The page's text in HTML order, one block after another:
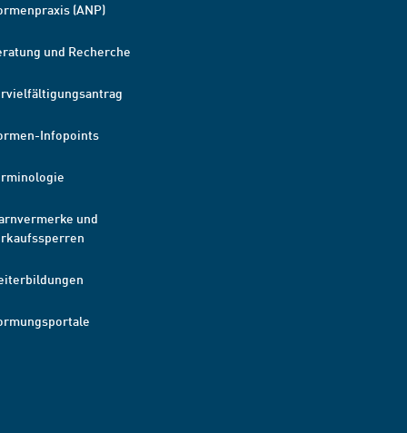
(ANP)
und Recherche
Infopoints
und